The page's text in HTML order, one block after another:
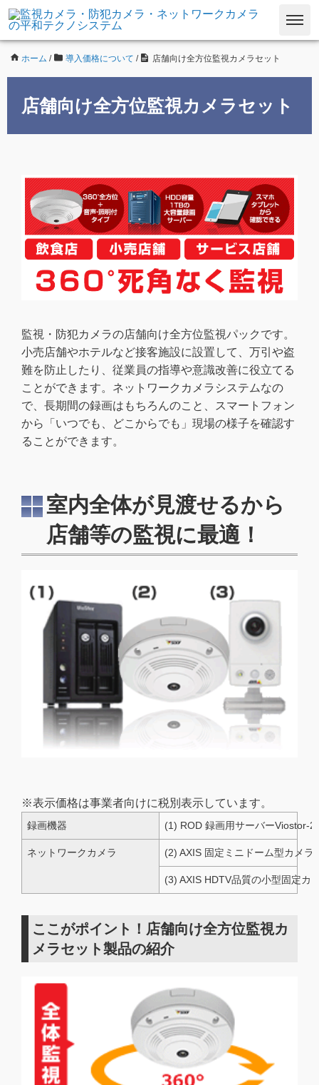
ホーム / 導入価格について / 店舗向け全方位監視カメラセット
店舗向け全方位監視カメラセット
監視・防犯カメラの店舗向け全方位監視パックです。
小売店舗やホテルなど接客施設に設置して、万引や盗
難を防止したり、従業員の指導や意識改善に役立てる
ことができます。ネットワークカメラシステムなの
で、長期間の録画はもちろんのこと、スマートフォン
から「いつでも、どこからでも」現場の様子を確認す
ることができます。
室内全体が見渡せるから
店舗等の監視に最適！
※表示価格は事業者向けに税別表示しています。
録画機器 (1) ROD 録画用サーバーViostor-
ネットワークカメラ (2) AXIS 固定ミニドーム型カメラ
(3) AXIS HDTV品質の小型固定カ
ここがポイント！店舗向け全方位監視カ
メラセット製品の紹介